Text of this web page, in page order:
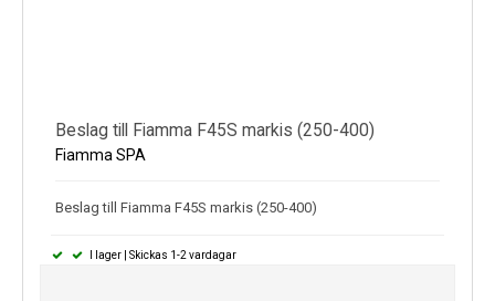
Beslag till Fiamma F45S markis (250-400)
Fiamma SPA
Beslag till Fiamma F45S markis (250-400)
I lager | Skickas 1-2 vardagar